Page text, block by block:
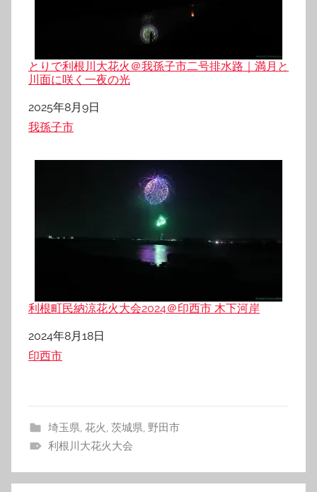
とりで利根川大花火＠我孫子市二号排水路｜満月と
川面に咲く一夜の光
日付
2025年8月9日
関連理由
我孫子市
利根町民納涼花火大会2024＠印西市 木下河岸
日付
2024年8月18日
関連理由
印西市
埼玉県, 花火, 茨城県, 野田市
利根川大花火大会